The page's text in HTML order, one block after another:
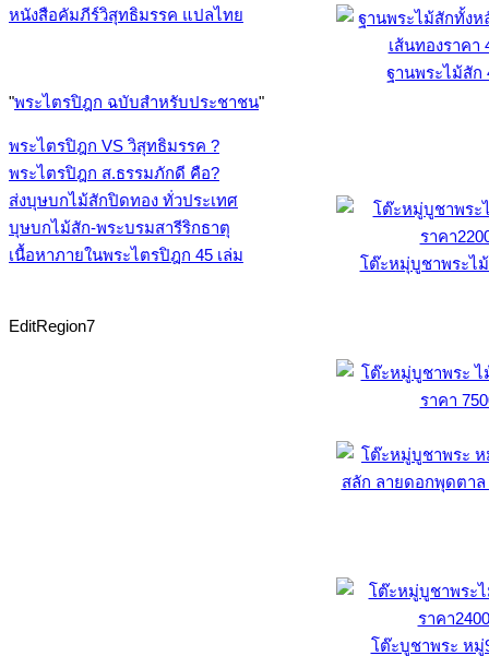
หนังสือคัมภีร์วิสุทธิมรรค แปลไทย
"พระไตรปิฎก ฉบับสำหรับประชาชน"
พระไตรปิฎก VS วิสุทธิมรรค ?
พระไตรปิฎก ส.ธรรมภักดี คือ?
ส่งบุษบกไม้สักปิดทอง ทั่วประเทศ
บุษบกไม้สัก-พระบรมสารีริกธาตุ
เนื้อหาภายในพระไตรปิฎก 45 เล่ม
EditRegion7
ฐานพระไม้สัก
โต๊ะหมุ่บูชาพระไ
โต๊ะบูชาพระ หมู่